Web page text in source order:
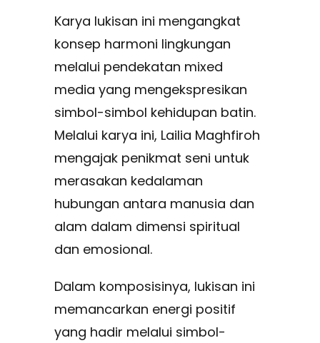
Karya lukisan ini mengangkat
konsep harmoni lingkungan
melalui pendekatan mixed
media yang mengekspresikan
simbol-simbol kehidupan batin.
Melalui karya ini, Lailia Maghfiroh
mengajak penikmat seni untuk
merasakan kedalaman
hubungan antara manusia dan
alam dalam dimensi spiritual
dan emosional.
Dalam komposisinya, lukisan ini
memancarkan energi positif
yang hadir melalui simbol-